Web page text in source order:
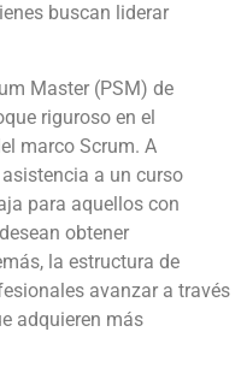
buscan liderar
Master (PSM) de
riguroso en el
marco Scrum. A
a un curso
para aquellos con
obtener
la estructura de
avanzar a través
adquieren más